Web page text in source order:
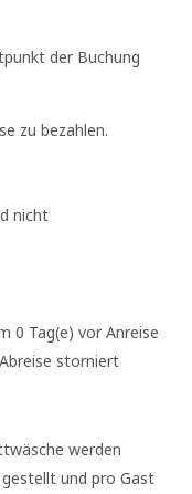
der Buchung
zu bezahlen.
nicht
0 Tag(e) vor Anreise
storniert
werden
und pro Gast